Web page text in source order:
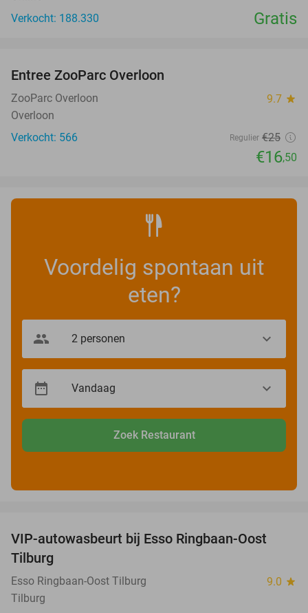
Verkocht: 188.330
Gratis
TODAY
Entree ZooParc Overloon
ZooParc Overloon 9.7 star
Overloon
Verkocht: 566
Regulier €25
€16,50
Voordelig spontaan uit
eten?
Zoek Restaurant
42%
VIP-autowasbeurt bij Esso Ringbaan-Oost
Tilburg
Esso Ringbaan-Oost Tilburg 9.0 star
Tilburg